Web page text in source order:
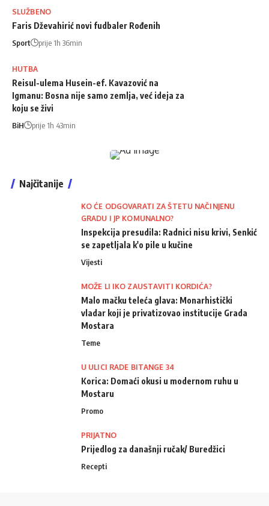
SLUŽBENO
Faris Dževahirić novi fudbaler Rođenih
Sport prije 1h 36min
HUTBA
Reisul-ulema Husein-ef. Kavazović na
Igmanu: Bosna nije samo zemlja, već ideja za
koju se živi
BiH prije 1h 43min
Najčitanije
KO ĆE ODGOVARATI ZA ŠTETU NAČINJENU
GRADU I JP KOMUNALNO?
Inspekcija presudila: Radnici nisu krivi, Senkić
se zapetljala k'o pile u kučine
Vijesti
MOŽE LI IKO ZAUSTAVITI KORDIĆA?
Malo mačku teleća glava: Monarhistički
vladar koji je privatizovao institucije Grada
Mostara
Teme
U ULICI RADE BITANGE 34
Korica: Domaći okusi u modernom ruhu u
Mostaru
Promo
PRIJATNO
Prijedlog za današnji ručak/ Buredžici
Recepti